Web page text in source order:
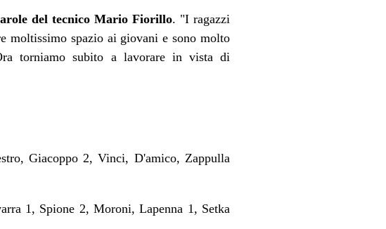
del tecnico Mario Fiorillo. "I ragazzi
moltissimo spazio ai giovani e sono molto
torniamo subito a lavorare in vista di
Giacoppo 2, Vinci, D'amico, Zappulla
1, Spione 2, Moroni, Lapenna 1, Setka